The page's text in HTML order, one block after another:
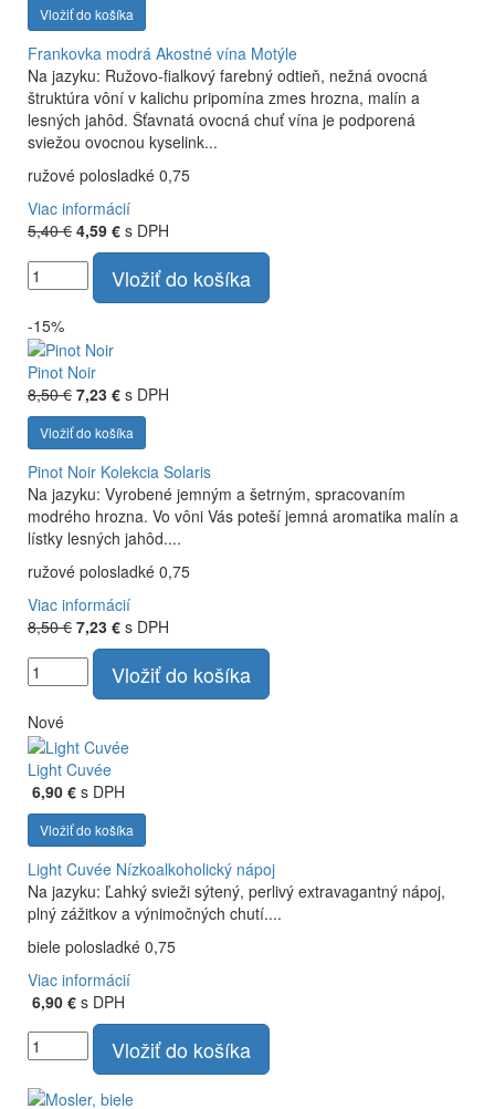
Vložiť do košíka
Frankovka modrá Akostné vína Motýle
Na jazyku: Ružovo-fialkový farebný odtieň, nežná ovocná
štruktúra vôní v kalichu pripomína zmes hrozna, malín a
lesných jahôd. Šťavnatá ovocná chuť vína je podporená
sviežou ovocnou kyselink...
ružové polosladké 0,75
Viac informácií
5,40 € 4,59 € s DPH
Vložiť do košíka
-15%
Pinot Noir
8,50 € 7,23 € s DPH
Vložiť do košíka
Pinot Noir Kolekcia Solaris
Na jazyku: Vyrobené jemným a šetrným, spracovaním
modrého hrozna. Vo vôni Vás poteší jemná aromatika malín a
lístky lesných jahôd....
ružové polosladké 0,75
Viac informácií
8,50 € 7,23 € s DPH
Vložiť do košíka
Nové
Light Cuvée
6,90 € s DPH
Vložiť do košíka
Light Cuvée Nízkoalkoholický nápoj
Na jazyku: Ľahký svieži sýtený, perlivý extravagantný nápoj,
plný zážitkov a výnimočných chutí....
biele polosladké 0,75
Viac informácií
6,90 € s DPH
Vložiť do košíka